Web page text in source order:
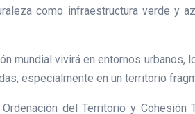
como infraestructura verde y
mundial vivirá en entornos urbanos,
especialmente en un territorio
del Territorio y Cohesión